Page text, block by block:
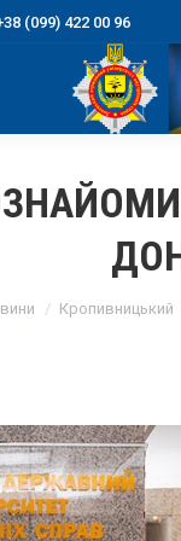
(099) 422 00 96
Кропивницький